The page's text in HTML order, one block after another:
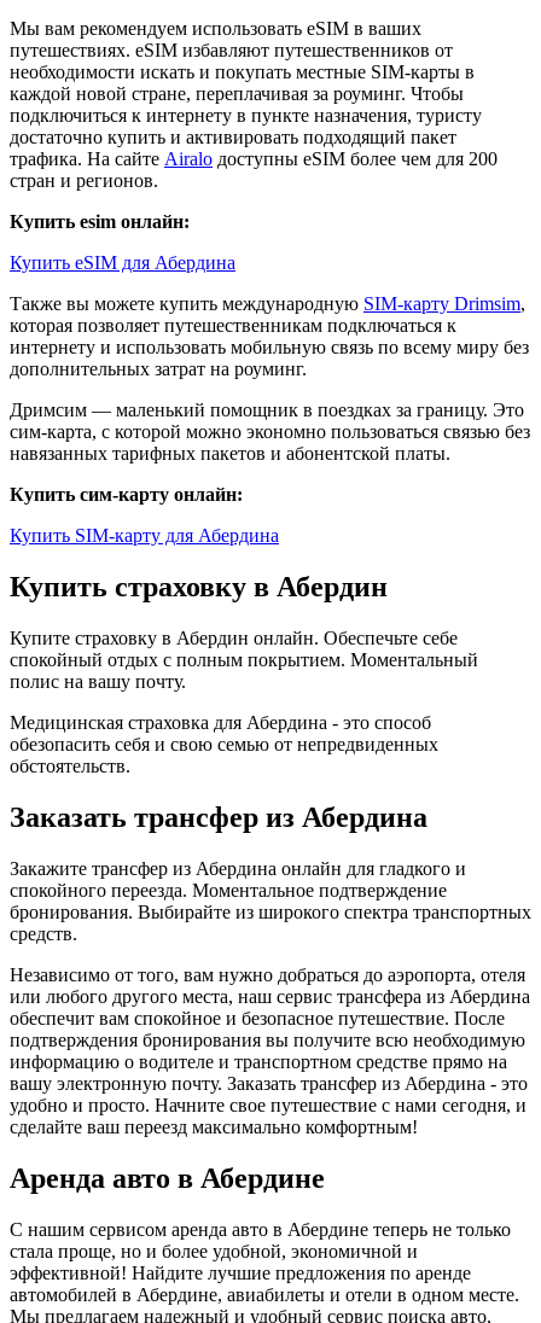
Мы вам рекомендуем использовать eSIM в ваших
путешествиях. eSIM избавляют путешественников от
необходимости искать и покупать местные SIM-карты в
каждой новой стране, переплачивая за роуминг. Чтобы
подключиться к интернету в пункте назначения, туристу
достаточно купить и активировать подходящий пакет
трафика. На сайте Airalo доступны eSIM более чем для 200
стран и регионов.
Купить esim онлайн:
Купить eSIM для Абердина
Также вы можете купить международную SIM-карту Drimsim,
которая позволяет путешественникам подключаться к
интернету и использовать мобильную связь по всему миру без
дополнительных затрат на роуминг.
Дримсим — маленький помощник в поездках за границу. Это
сим-карта, с которой можно экономно пользоваться связью без
навязанных тарифных пакетов и абонентской платы.
Купить сим-карту онлайн:
Купить SIM-карту для Абердина
Купить страховку в Абердин
Купите страховку в Абердин онлайн. Обеспечьте себе
спокойный отдых с полным покрытием. Моментальный
полис на вашу почту.
Медицинская страховка для Абердина - это способ
обезопасить себя и свою семью от непредвиденных
обстоятельств.
Заказать трансфер из Абердина
Закажите трансфер из Абердина онлайн для гладкого и
спокойного переезда. Моментальное подтверждение
бронирования. Выбирайте из широкого спектра транспортных
средств.
Независимо от того, вам нужно добраться до аэропорта, отеля
или любого другого места, наш сервис трансфера из Абердина
обеспечит вам спокойное и безопасное путешествие. После
подтверждения бронирования вы получите всю необходимую
информацию о водителе и транспортном средстве прямо на
вашу электронную почту. Заказать трансфер из Абердина - это
удобно и просто. Начните свое путешествие с нами сегодня, и
сделайте ваш переезд максимально комфортным!
Аренда авто в Абердине
С нашим сервисом аренда авто в Абердине теперь не только
стала проще, но и более удобной, экономичной и
эффективной! Найдите лучшие предложения по аренде
автомобилей в Абердине, авиабилеты и отели в одном месте.
Мы предлагаем надежный и удобный сервис поиска авто,